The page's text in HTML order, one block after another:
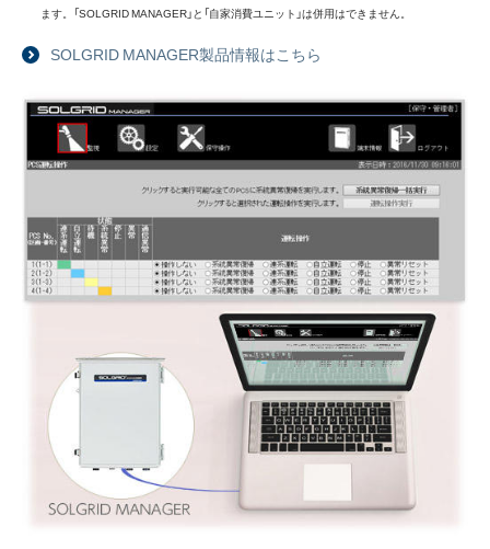
ます。「SOLGRID MANAGER」と「自家消費ユニット」は併用はできません。
SOLGRID MANAGER製品情報はこちら